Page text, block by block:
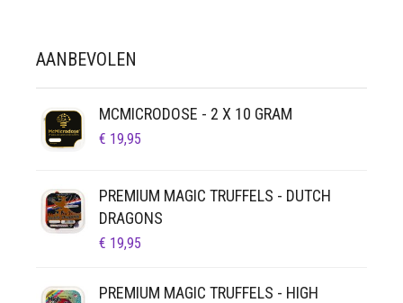
AANBEVOLEN
MCMICRODOSE - 2 X 10 GRAM
€ 19,95
PREMIUM MAGIC TRUFFELS - DUTCH
DRAGONS
€ 19,95
PREMIUM MAGIC TRUFFELS - HIGH